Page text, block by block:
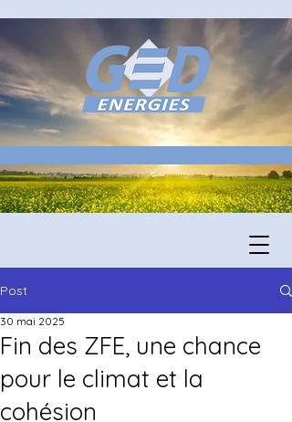
Post
Fin des ZFE, une chance
pour le climat et la
cohésion
30 mai 2025